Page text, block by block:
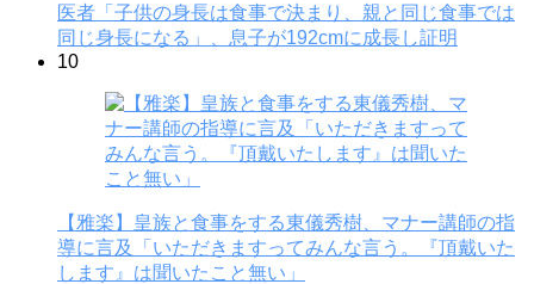
医者「子供の身長は食事で決まり、親と同じ食事では
同じ身長になる」、息子が192cmに成長し証明
10
【雅楽】皇族と食事をする東儀秀樹、マナー講師の指
導に言及「いただきますってみんな言う。『頂戴いた
します』は聞いたこと無い」